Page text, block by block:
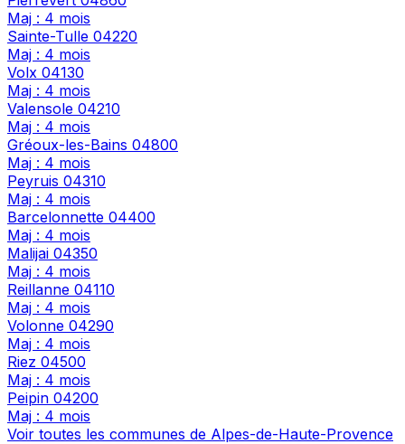
Maj : 4 mois
Sainte-Tulle 04220
Maj : 4 mois
Volx 04130
Maj : 4 mois
Valensole 04210
Maj : 4 mois
Gréoux-les-Bains 04800
Maj : 4 mois
Peyruis 04310
Maj : 4 mois
Barcelonnette 04400
Maj : 4 mois
Malijai 04350
Maj : 4 mois
Reillanne 04110
Maj : 4 mois
Volonne 04290
Maj : 4 mois
Riez 04500
Maj : 4 mois
Peipin 04200
Maj : 4 mois
Voir toutes les communes de Alpes-de-Haute-Provence